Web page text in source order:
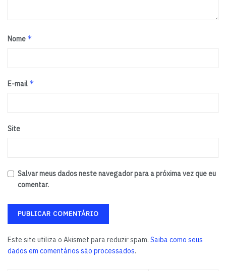
Nome *
E-mail *
Site
Salvar meus dados neste navegador para a próxima vez que eu
comentar.
Este site utiliza o Akismet para reduzir spam. Saiba como seus
dados em comentários são processados.